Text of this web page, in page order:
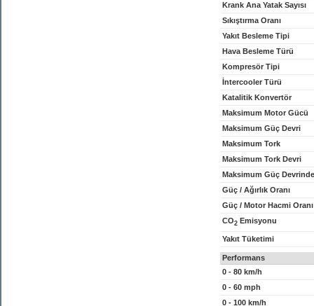
Krank Ana Yatak Sayısı
Sıkıştırma Oranı
Yakıt Besleme Tipi
Hava Besleme Türü
Kompresör Tipi
İntercooler Türü
Katalitik Konvertör
Maksimum Motor Gücü
Maksimum Güç Devri
Maksimum Tork
Maksimum Tork Devri
Maksimum Güç
Güç / Ağırlık Oranı
Güç / Motor Hacmi Oranı
CO2 Emisyonu
Yakıt Tüketimi
Performans
0 - 80 km/h
0 - 60 mph
0 - 100 km/h